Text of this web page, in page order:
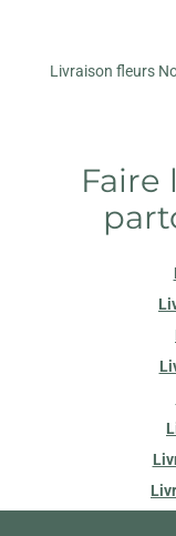
Livraison fleurs
Faire